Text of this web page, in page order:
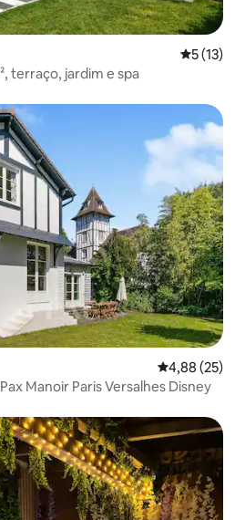
5 de uma
5 (13)
terraço, jardim e spa
4,88 de uma
4,88 (25)
Manoir Paris Versalhes Disney